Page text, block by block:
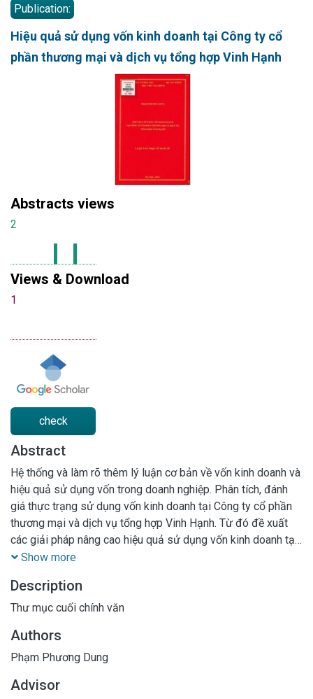
Publication:
Hiệu quả sử dụng vốn kinh doanh tại Công ty cổ
phần thương mại và dịch vụ tổng hợp Vinh Hạnh
Abstracts views
2
Views & Download
1
check
Abstract
Hệ thống và làm rõ thêm lý luận cơ bản về vốn kinh doanh và
hiệu quả sử dụng vốn trong doanh nghiệp. Phân tích, đánh
giá thực trạng sử dụng vốn kinh doanh tại Công ty cổ phần
thương mại và dịch vụ tổng hợp Vinh Hạnh. Từ đó đề xuất
các giải pháp nâng cao hiệu quả sử dụng vốn kinh doanh tại
Công ty trong thời gian tới
Show more
Description
Thư mục cuối chính văn
Authors
Phạm Phương Dung
Advisor